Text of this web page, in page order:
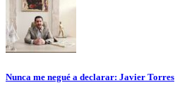
Nunca me negué a declarar: Javier Torres